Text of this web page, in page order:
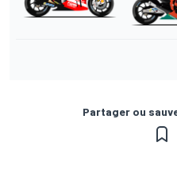
Partager ou